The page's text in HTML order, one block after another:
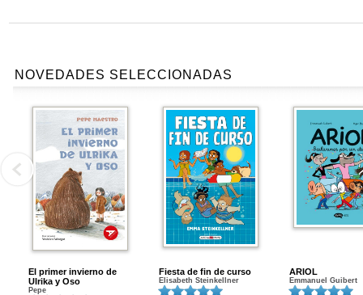
NOVEDADES SELECCIONADAS
El primer invierno de
Ulrika y Oso
Pepe
Fiesta de fin de curso
Elisabeth Steinkellner
ARIOL
Emmanuel Guibert